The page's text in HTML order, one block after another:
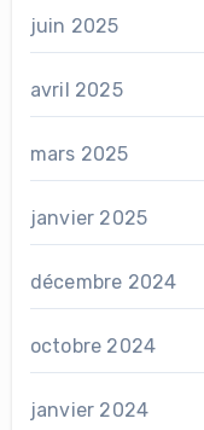
juin 2025
avril 2025
mars 2025
janvier 2025
décembre 2024
octobre 2024
janvier 2024